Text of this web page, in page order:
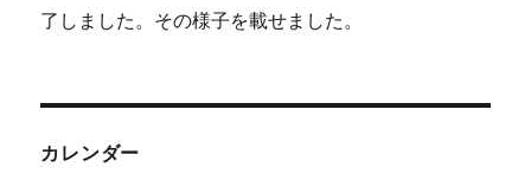
了しました。その様子を載せました。
カレンダー